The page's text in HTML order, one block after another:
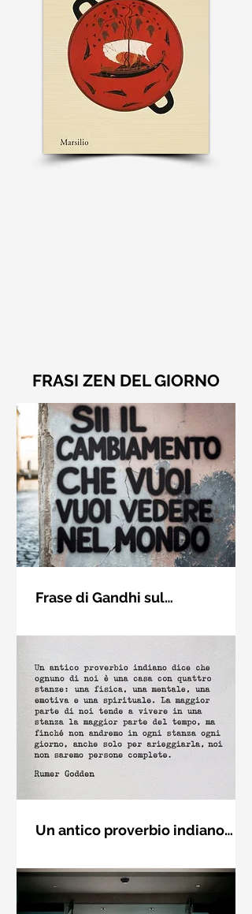
FRASI ZEN DEL GIORNO
Frase di Gandhi sul
Un antico proverbio indiano
con la macchina per scrivere
ognuno di noi è una casa con quattro
stanze: una fisica, una mentale, una